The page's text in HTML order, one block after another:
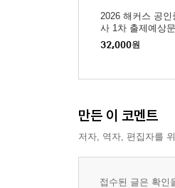
2026 해커스 공인
사 1차 출제예상
부동산학개론
32,000원
만든 이 코멘트
저자, 역자, 편집자를
접수된 글은 확인